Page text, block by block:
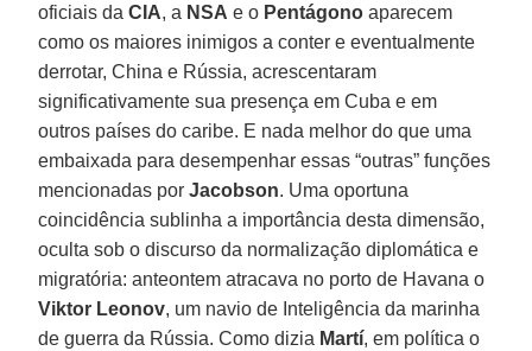
oficiais daCIA, a NSA e o Pentágono aparecem
como os maiores inimigos a conter e eventualmente
derrotar, China e Rússia, acrescentaram
significativamente sua presença em Cuba e em
outros países do caribe. E nada melhor do que uma
embaixada para desempenhar essas “outras” funções
mencionadas porJacobson. Uma oportuna
coincidência sublinha a importância desta dimensão,
oculta sob o discurso da normalização diplomática e
migratória: anteontem atracava no porto de Havana o
Viktor Leonov, um navio de Inteligência da marinha
de guerra da Rússia. Como dizia Martí, em política o